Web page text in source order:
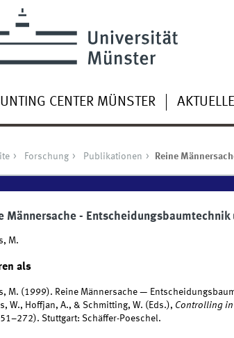
CENTER MÜNSTER
Forschung Publikationen Reine
Männersache -
M.
als
M. (1999). Reine Männersache —
W., Hoffjan, A., & Schmitting, W. (Eds.), Controlling
Stuttgart: Schäffer-Poeschel.